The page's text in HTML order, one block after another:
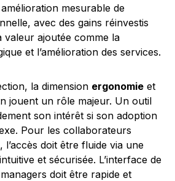
mesurable de
avec des gains réinvestis
valeur ajoutée comme la
et l’amélioration des services.
la dimension ergonomie et
jouent un rôle majeur. Un outil
son intérêt si son adoption
Pour les collaborateurs
l’accès doit être fluide via une
et sécurisée. L’interface de
doit être rapide et